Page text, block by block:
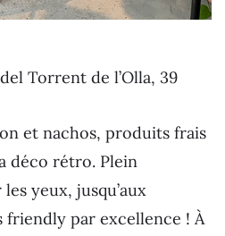
Torrent de l’Olla, 39
et nachos, produits frais
déco rétro. Plein
yeux, jusqu’aux
friendly par excellence ! À